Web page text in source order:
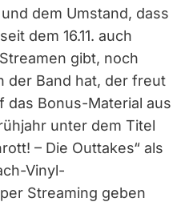
dem Umstand, dass
dem 16.11. auch
gibt, noch
der Band hat, der freut
das Bonus-Material aus
unter dem Titel
– Die Outtakes“ als
Vinyl-
Streaming geben